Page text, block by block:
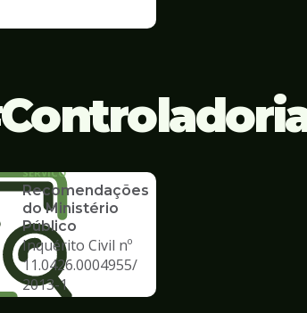
SERVICO
Recomendações
do Ministério
Público
Inquérito Civil nº
11.0426.0004955/
2013-1